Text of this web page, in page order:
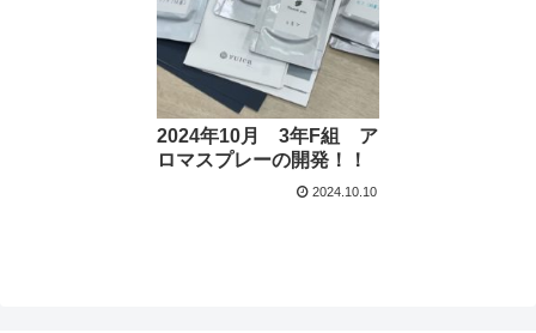
2024年10月 3年F組 ア
ロマスプレーの開発！！
2024.10.10